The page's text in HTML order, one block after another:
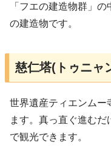
「フエの建造物群」
の建造物です。
慈仁塔(トゥニャ
世界遺産ティエンムー
ます。真っ直ぐ進む
で観光できます。